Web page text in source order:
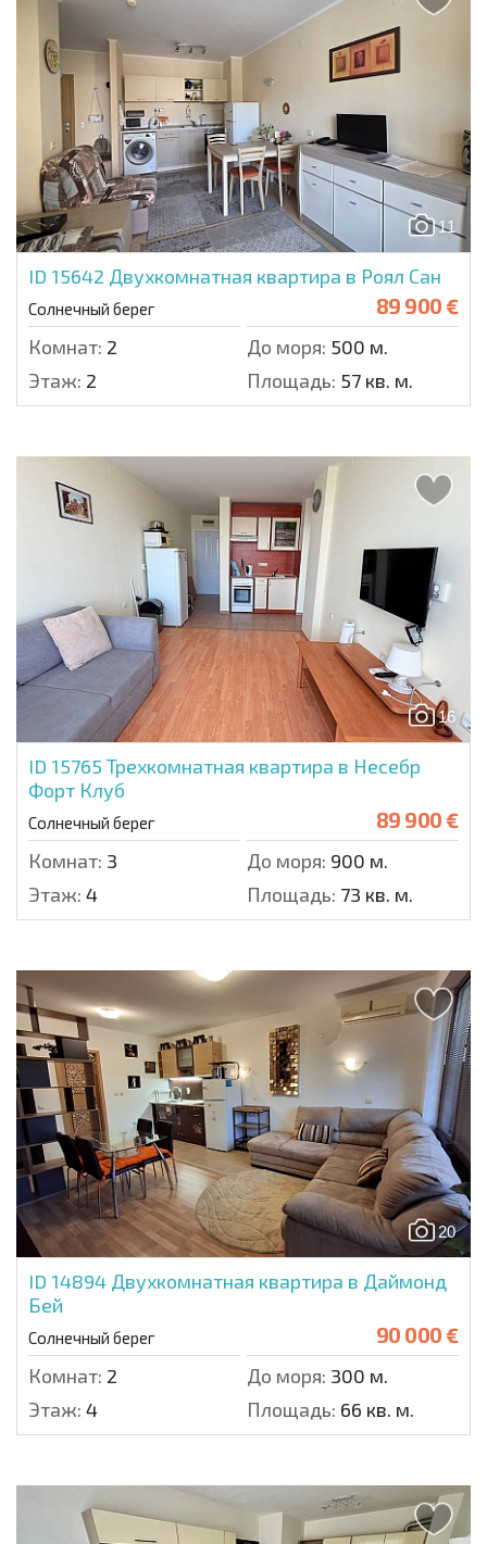
11
ID 15642 Двухкомнатная квартира в Роял Сан
Солнечный берег 89 900 €
Комнат: 2 До моря: 500 м.
Этаж: 2 Площадь: 57 кв. м.
16
ID 15765 Трехкомнатная квартира в Несебр
Форт Клуб
Солнечный берег 89 900 €
Комнат: 3 До моря: 900 м.
Этаж: 4 Площадь: 73 кв. м.
20
ID 14894 Двухкомнатная квартира в Даймонд
Бей
Солнечный берег 90 000 €
Комнат: 2 До моря: 300 м.
Этаж: 4 Площадь: 66 кв. м.